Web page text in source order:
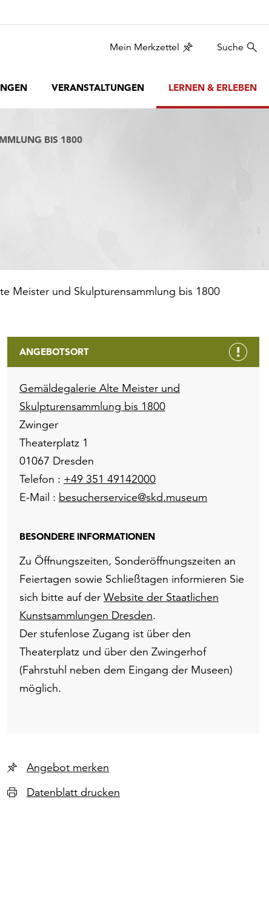
Mein Merkzettel Suche
VERANSTALTUNGEN LERNEN & ERLEBEN
BIS 1800
Meister und Skulpturensammlung bis 1800
ANGEBOTSORT
Gemäldegalerie Alte Meister und
Skulpturensammlung bis 1800
Zwinger
Theaterplatz 1
01067 Dresden
Telefon : +49 351 49142000
E-Mail : besucherservice@skd.museum
BESONDERE INFORMATIONEN
Zu Öffnungszeiten, Sonderöffnungszeiten an
Feiertagen sowie Schließtagen informieren Sie
sich bitte auf der Website der Staatlichen
Kunstsammlungen Dresden.
Der stufenlose Zugang ist über den
Theaterplatz und über den Zwingerhof
(Fahrstuhl neben dem Eingang der Museen)
möglich.
Angebot merken
Datenblatt drucken